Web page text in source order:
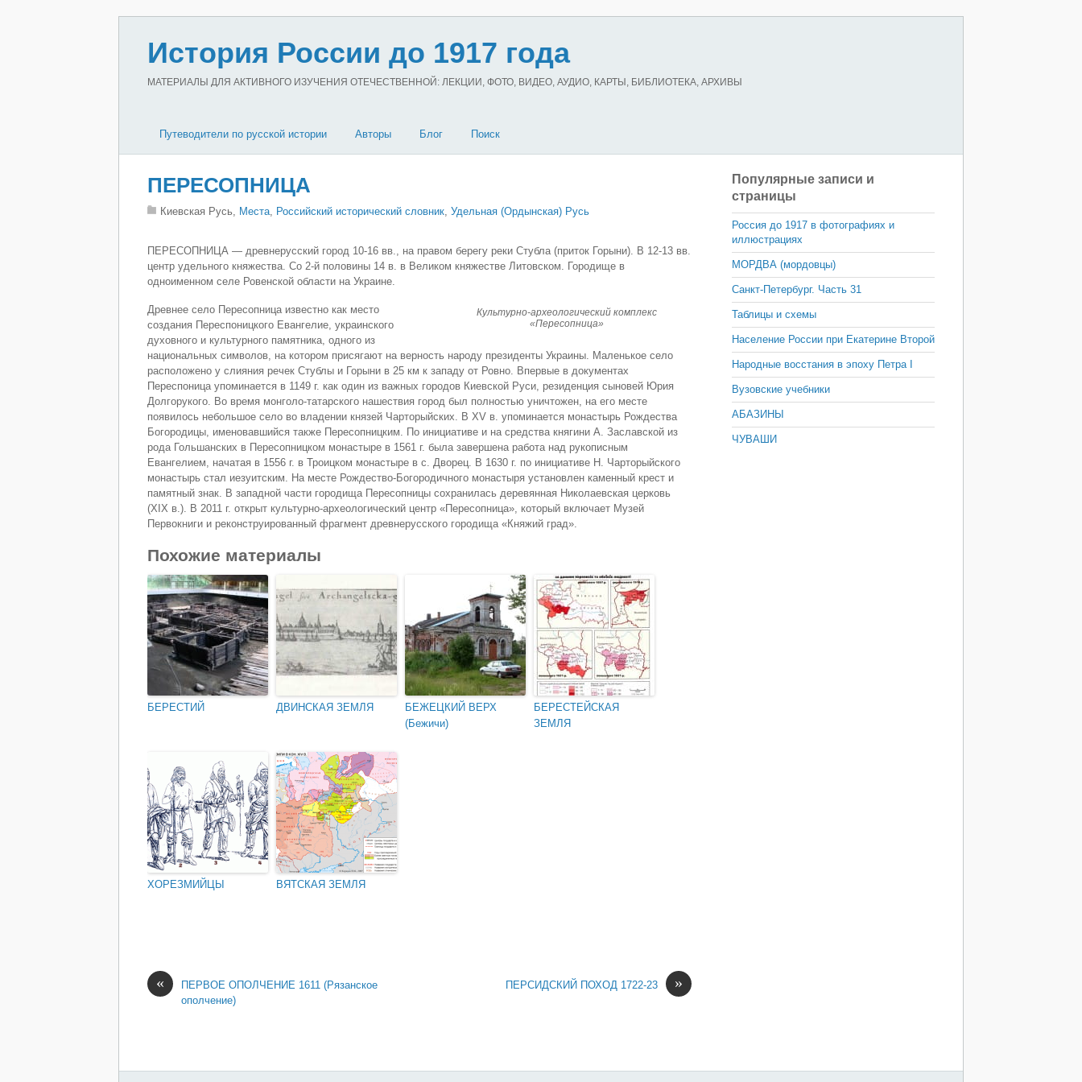
История России до 1917 года
МАТЕРИАЛЫ ДЛЯ АКТИВНОГО ИЗУЧЕНИЯ ОТЕЧЕСТВЕННОЙ: ЛЕКЦИИ, ФОТО, ВИДЕО, АУДИО, КАРТЫ, БИБЛИОТЕКА, АРХИВЫ
Путеводители по русской истории Авторы Блог Поиск
ПЕРЕСОПНИЦА
Киевская Русь, Места, Российский исторический словник, Удельная (Ордынская) Русь
ПЕРЕСОПНИЦА — древнерусский город 10-16 вв., на правом берегу реки Стубла (приток Горыни). В 12-13 вв.
центр удельного княжества. Со 2-й половины 14 в. в Великом княжестве Литовском. Городище в
одноименном селе Ровенской области на Украине.
Культурно-археологический комплекс
«Пересопница»
Древнее село Пересопница известно как место
создания Переспоницкого Евангелие, украинского
духовного и культурного памятника, одного из
национальных символов, на котором присягают на верность народу президенты Украины. Маленькое село
расположено у слияния речек Стублы и Горыни в 25 км к западу от Ровно. Впервые в документах
Переспоница упоминается в 1149 г. как один из важных городов Киевской Руси, резиденция сыновей Юрия
Долгорукого. Во время монголо-татарского нашествия город был полностью уничтожен, на его месте
появилось небольшое село во владении князей Чарторыйских. В XV в. упоминается монастырь Рождества
Богородицы, именовавшийся также Пересопницким. По инициативе и на средства княгини А. Заславской из
рода Гольшанских в Пересопницком монастыре в 1561 г. была завершена работа над рукописным
Евангелием, начатая в 1556 г. в Троицком монастыре в с. Дворец. В 1630 г. по инициативе Н. Чарторыйского
монастырь стал иезуитским. На месте Рождество-Богородичного монастыря установлен каменный крест и
памятный знак. В западной части городища Пересопницы сохранилась деревянная Николаевская церковь
(XIX в.). В 2011 г. открыт культурно-археологический центр «Пересопница», который включает Музей
Первокниги и реконструированный фрагмент древнерусского городища «Княжий град».
Похожие материалы
БЕРЕСТИЙ ДВИНСКАЯ ЗЕМЛЯ
БЕЖЕЦКИЙ ВЕРХ
(Бежичи)
БЕРЕСТЕЙСКАЯ
ЗЕМЛЯ
ХОРЕЗМИЙЦЫ ВЯТСКАЯ ЗЕМЛЯ
«
ПЕРВОЕ ОПОЛЧЕНИЕ 1611 (Рязанское
ополчение)
»
ПЕРСИДСКИЙ ПОХОД 1722-23
Популярные записи и
страницы
Россия до 1917 в фотографиях и
иллюстрациях
МОРДВА (мордовцы)
Санкт-Петербург. Часть 31
Таблицы и схемы
Население России при Екатерине Второй
Народные восстания в эпоху Петра I
Вузовские учебники
АБАЗИНЫ
ЧУВАШИ